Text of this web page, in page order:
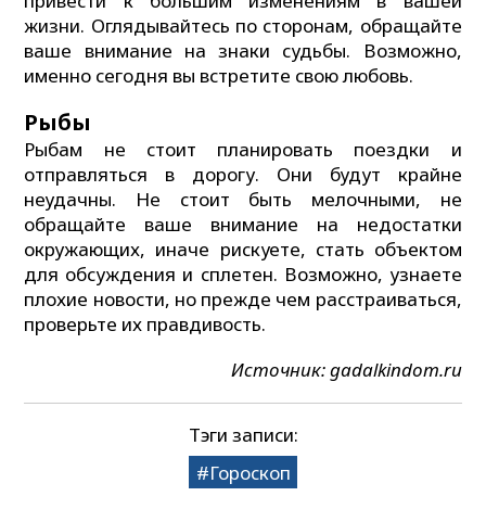
жизни. Оглядывайтесь по сторонам, обращайте
ваше внимание на знаки судьбы. Возможно,
именно сегодня вы встретите свою любовь.
Рыбы
Рыбам не стоит планировать поездки и
отправляться в дорогу. Они будут крайне
неудачны. Не стоит быть мелочными, не
обращайте ваше внимание на недостатки
окружающих, иначе рискуете, стать объектом
для обсуждения и сплетен. Возможно, узнаете
плохие новости, но прежде чем расстраиваться,
проверьте их правдивость.
Источник: gadalkindom.ru
Тэги записи:
Гороскоп